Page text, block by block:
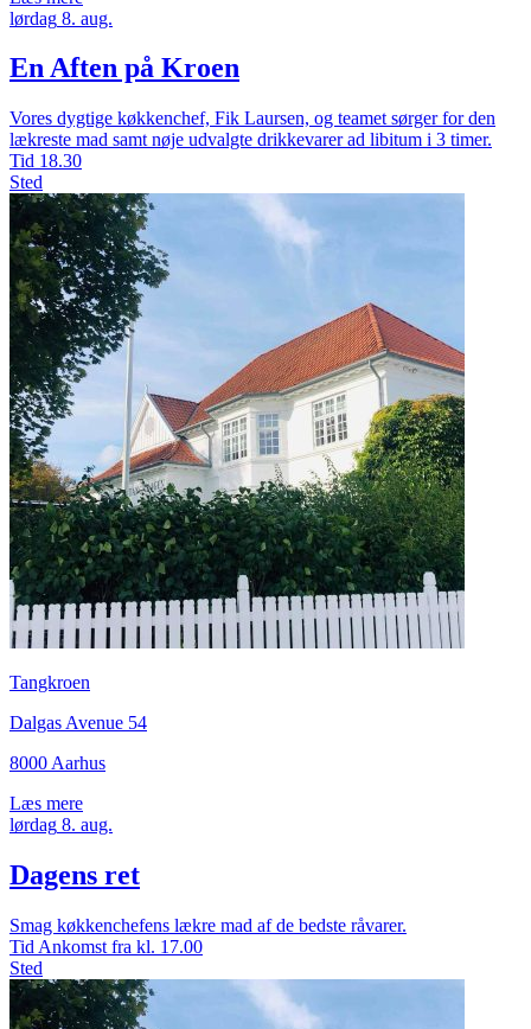
lørdag 8. aug.
En Aften på Kroen
Vores dygtige køkkenchef, Fik Laursen, og teamet sørger for den
lækreste mad samt nøje udvalgte drikkevarer ad libitum i 3 timer.
Tid 18.30
Sted
Tangkroen
Dalgas Avenue 54
8000 Aarhus
Læs mere
lørdag 8. aug.
Dagens ret
Smag køkkenchefens lækre mad af de bedste råvarer.
Tid Ankomst fra kl. 17.00
Sted